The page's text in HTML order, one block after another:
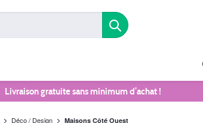
Livraison gratuite sans minimum d’achat !
Déco / Design Maisons Côté Ouest